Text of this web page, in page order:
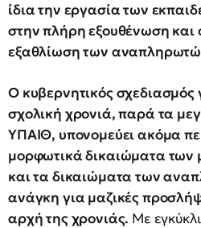
ίδια την εργασία των
στην πλήρη εξουθένωση και
εξαθλίωση των
Ο κυβερνητικός σχεδιασμός
σχολική χρονιά, παρά τα
ΥΠΑΙΘ, υπονομεύει ακόμα
μορφωτικά δικαιώματα
και τα δικαιώματα των
ανάγκη για μαζικές
αρχή της χρονιάς. Με